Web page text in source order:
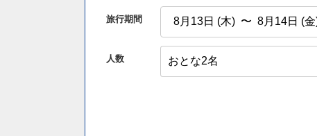
旅行期間
人数